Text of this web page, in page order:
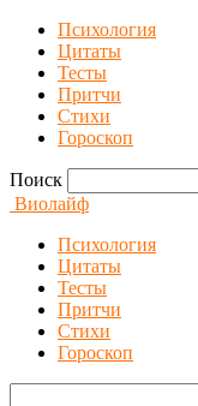
Психология
Цитаты
Тесты
Притчи
Стихи
Гороскоп
Поиск
Виолайф
Психология
Цитаты
Тесты
Притчи
Стихи
Гороскоп